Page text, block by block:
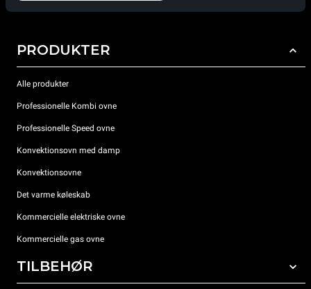
PRODUKTER
Alle produkter
Professionelle Kombi ovne
Professionelle Speed ovne
Konvektionsovn med damp
Konvektionsovne
Det varme køleskab
Kommercielle elektriske ovne
Kommercielle gas ovne
TILBEHØR